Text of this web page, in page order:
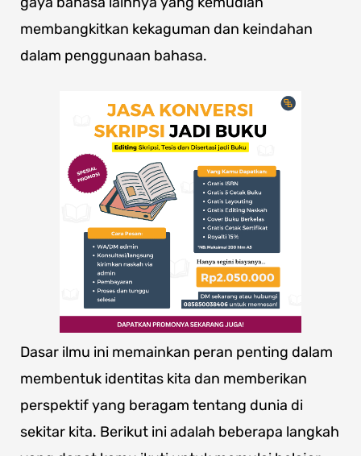
membangkitkan kekaguman dan keindahan
dalam penggunaan bahasa.
Dasar ilmu ini memainkan peran penting dalam
membentuk identitas kita dan memberikan
perspektif yang beragam tentang dunia di
sekitar kita. Berikut ini adalah beberapa langkah